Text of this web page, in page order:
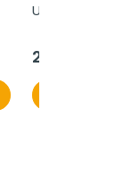
Utipro Plus AF,
24,95 €